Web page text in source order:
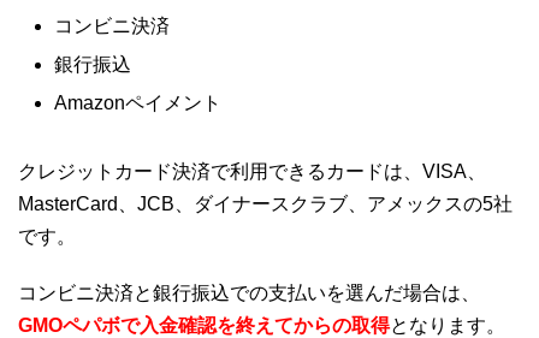
コンビニ決済
銀行振込
Amazonペイメント
クレジットカード決済で利用できるカードは、VISA、
MasterCard、JCB、ダイナースクラブ、アメックスの5社
です。
コンビニ決済と銀行振込での支払いを選んだ場合は、
GMOペパボで入金確認を終えてからの取得となります。